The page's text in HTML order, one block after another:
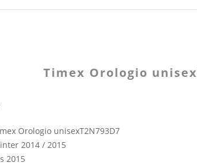
Timex Orologio
Orologio unisexT2N793D7
2014 / 2015
2015